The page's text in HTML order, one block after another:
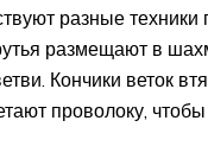
разные техники
размещают в
Кончики веток
проволоку, чтобы